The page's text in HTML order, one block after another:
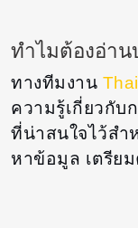
ทำไมต้องอ่าน
ทางทีมงาน
ความรู้เกี่ยวกับ
ที่น่าสนใจไว้สำ
หาข้อมูล เตรีย